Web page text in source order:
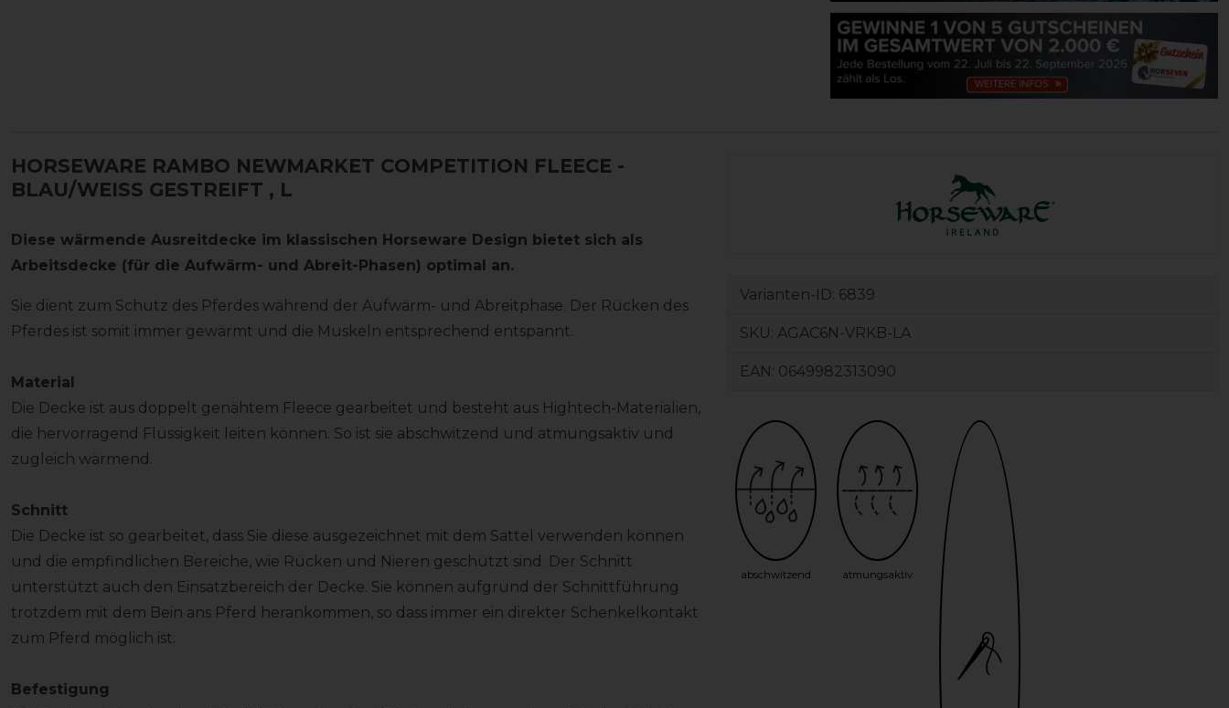
HORSEWARE RAMBO NEWMARKET COMPETITION FLEECE -
BLAU/WEISS GESTREIFT
, L
Diese wärmende Ausreitdecke im klassischen Horseware Design bietet sich als
Arbeitsdecke (für die Aufwärm- und Abreit-Phasen) optimal an.
Sie dient zum Schutz des Pferdes während der Aufwärm- und Abreitphase. Der Rücken des
Pferdes ist somit immer gewärmt und die Muskeln entsprechend entspannt.
Material
Die Decke ist aus doppelt genähtem Fleece gearbeitet und besteht aus Hightech-Materialien,
die hervorragend Flüssigkeit leiten können. So ist sie abschwitzend und atmungsaktiv und
zugleich wärmend.
Schnitt
Die Decke ist so gearbeitet, dass Sie diese ausgezeichnet mit dem Sattel verwenden können
und die empfindlichen Bereiche, wie Rücken und Nieren geschützt sind. Der Schnitt
unterstützt auch den Einsatzbereich der Decke. Sie können aufgrund der Schnittführung
trotzdem mit dem Bein ans Pferd herankommen, so dass immer ein direkter Schenkelkontakt
zum Pferd möglich ist.
Befestigung
Varianten-ID: 6839
SKU: AGAC6N-VRKB-LA
EAN: 0649982313090
abschwitzend atmungsaktiv